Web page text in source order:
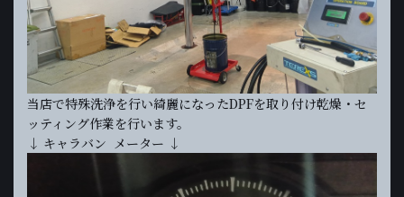
当店で特殊洗浄を行い綺麗になったDPFを取り付け乾燥・セ
ッティング作業を行います。
↓ キャラバン メーター ↓